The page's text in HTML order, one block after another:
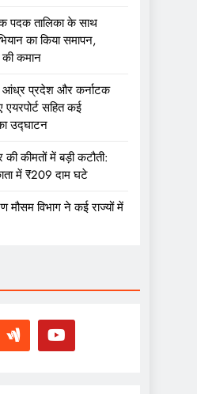
पदक तालिका के साथ
का किया समापन,
की कमान
आंध्र प्रदेश और कर्नाटक
सहित कई
उद्घाटन
की कीमतों में बड़ी कटौती:
में ₹209 दाम घटे
मौसम विभाग ने कई राज्यों में